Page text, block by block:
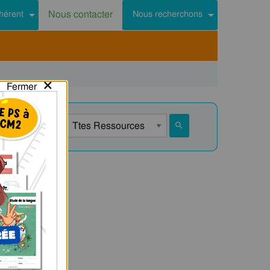
Nous contacter Nous recherchons
Fermer×